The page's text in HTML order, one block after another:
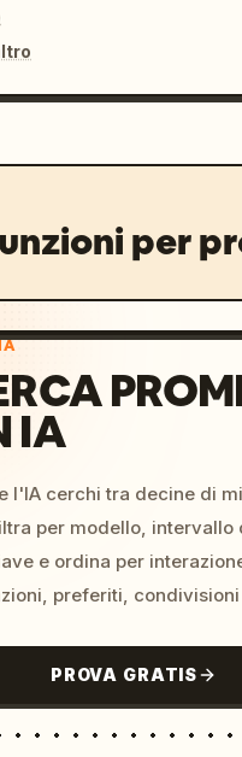
per
IA
l'IA cerchi tra decine di
per modello, intervallo
e ordina per
preferiti, condivisioni
PROVA GRATIS